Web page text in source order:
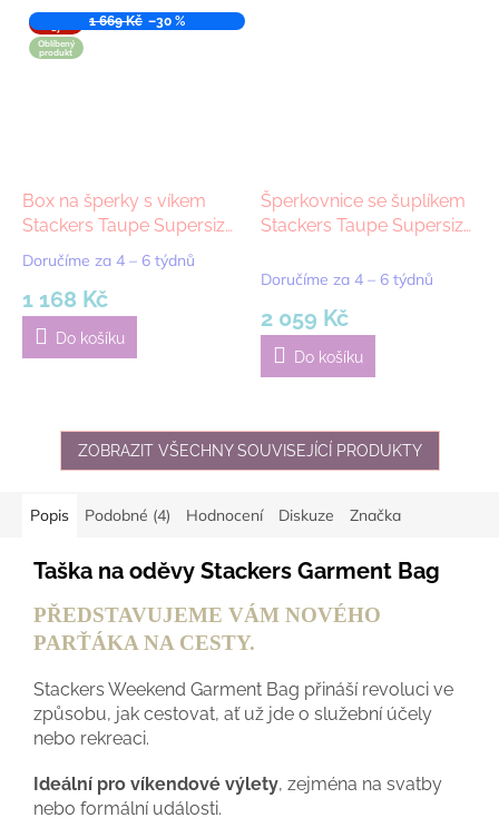
Oblíbený
produkt
1 669 Kč –30 %
Box na šperky s víkem
Stackers Taupe Supersize
Lid | šedobéžová
Průměrné
produktu
5,0
Doručíme za 4 – 6 týdnů
1 168 Kč
Do košíku
Šperkovnice se šuplíkem
Stackers Taupe Supersize
šedobéžová
Doručíme za 4 – 6 týdnů
2 059 Kč
Do košíku
ZOBRAZIT VŠECHNY SOUVISEJÍCÍ PRODUKTY
Popis Podobné (4) Hodnocení Diskuze Značka
Taška na oděvy Stackers Garment Bag
PŘEDSTAVUJEME VÁM NOVÉHO
PARŤÁKA NA CESTY.
Stackers Weekend Garment Bag přináší revoluci ve
způsobu, jak cestovat, ať už jde o služební účely
nebo rekreaci.
Ideální pro víkendové výlety, zejména na svatby
nebo formální události.